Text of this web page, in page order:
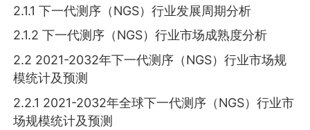
2.1.1 下一代测序（NGS）行业发展周期分析
2.1.2 下一代测序（NGS）行业市场成熟度分析
2.2 2021-2032年下一代测序（NGS）行业市场规
模统计及预测
2.2.1 2021-2032年全球下一代测序（NGS）行业市
场规模统计及预测